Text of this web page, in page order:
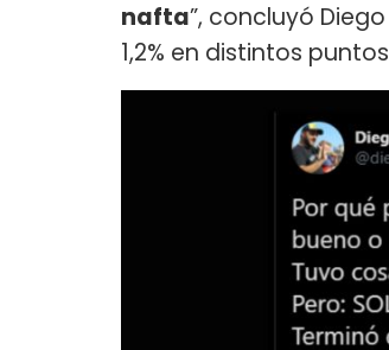
nafta”, concluyó
1,2% en distintos